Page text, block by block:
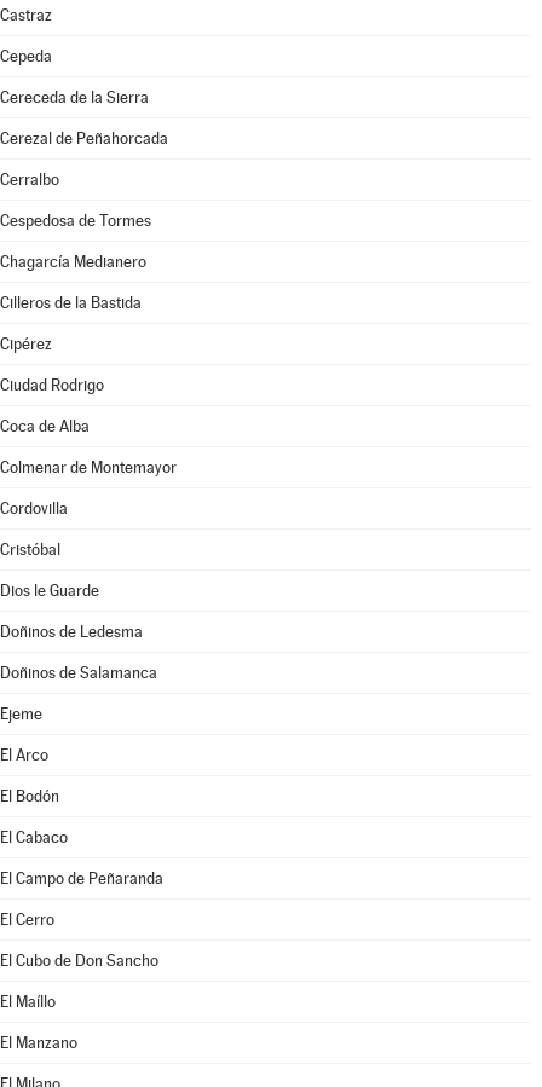
Castraz
Cepeda
Cereceda de la Sierra
Cerezal de Peñahorcada
Cerralbo
Cespedosa de Tormes
Chagarcía Medianero
Cilleros de la Bastida
Cipérez
Ciudad Rodrigo
Coca de Alba
Colmenar de Montemayor
Cordovilla
Cristóbal
Dios le Guarde
Doñinos de Ledesma
Doñinos de Salamanca
Ejeme
El Arco
El Bodón
El Cabaco
El Campo de Peñaranda
El Cerro
El Cubo de Don Sancho
El Maíllo
El Manzano